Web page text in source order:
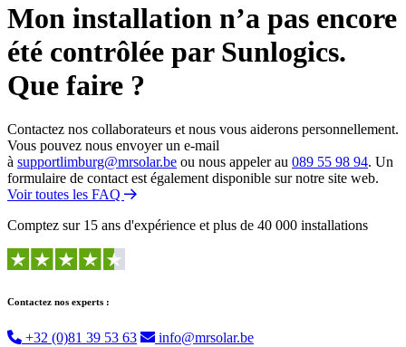
Mon installation n’a pas encore
été contrôlée par Sunlogics.
Que faire ?
Contactez nos collaborateurs et nous vous aiderons personnellement.
Vous pouvez nous envoyer un e-mail
à supportlimburg@mrsolar.be ou nous appeler au 089 55 98 94. Un
formulaire de contact est également disponible sur notre site web.
Voir toutes les FAQ
Comptez sur 15 ans d'expérience et plus de 40 000 installations
Contactez nos experts :
+32 (0)81 39 53 63
info@mrsolar.be